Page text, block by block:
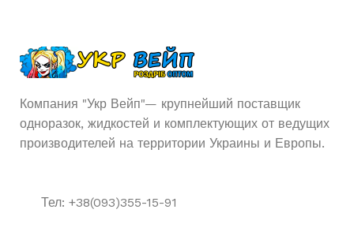
Компания "Укр Вейп"— крупнейший поставщик
одноразок, жидкостей и комплектующих от ведущих
производителей на территории Украины и Европы.
Тел: +38(093)355-15-91